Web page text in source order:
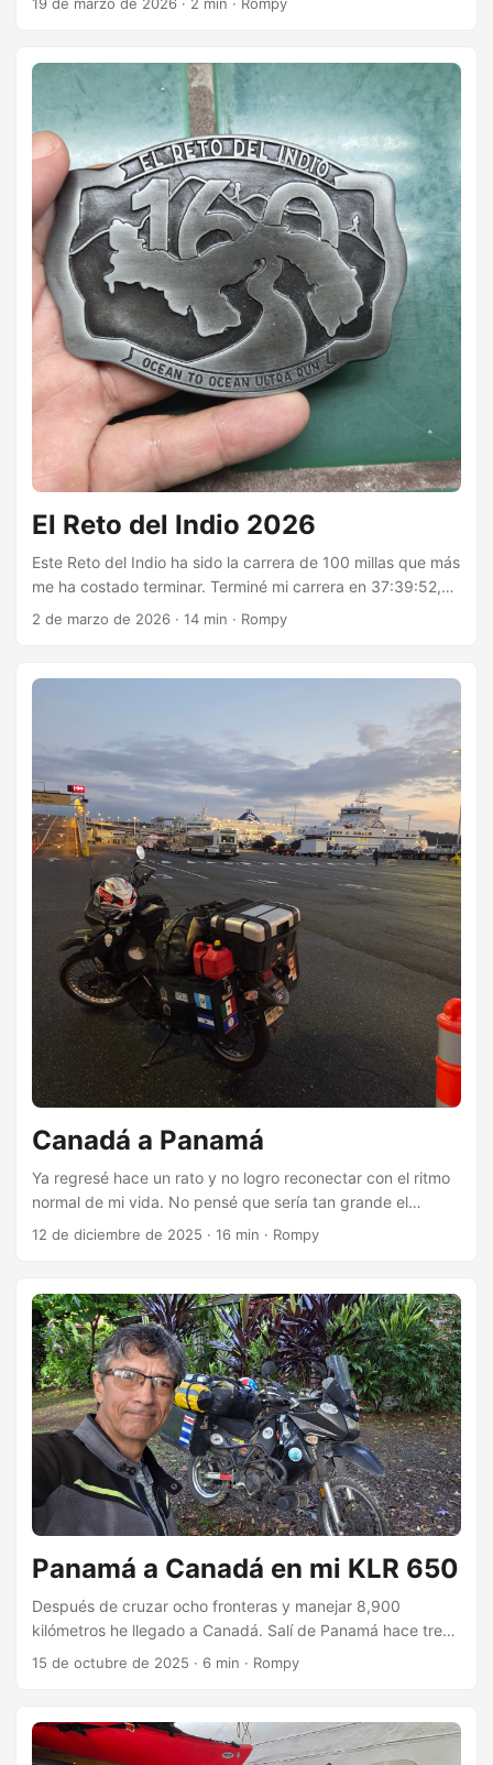
Western States 2017, Ultra Coahuila 2022 y Ultra Tour
Monte Rosa 2023. Esta última carrera es la que más me ha
costado terminar porque se me agotó la espalda baja y
quedé doblado por los últimos 15 kilómetros. Con todo y
eso no fui el último en terminar, solo el más viejo en llegar a
la meta. ...
19 de marzo de 2026 · 2 min · Rompy
El Reto del Indio 2026
Este Reto del Indio ha sido la carrera de 100 millas que más
me ha costado terminar. Terminé mi carrera en 37:39:52,
20 minutos contra el corte de la carrera. Me tocó ayudarme
entrenar suficiente fuerza antes del evento. No me vuelve
a suceder. Llegando a Playa Blanca me vino a buscar Irving
kilómetros. Al llegar a la meta Laura me colocó la medalla.
Esos detalles justificaron todo el esfuerzo. ...
2 de marzo de 2026 · 14 min · Rompy
Canadá a Panamá
Ya regresé hace un rato y no logro reconectar con el ritmo
normal de mi vida. No pensé que sería tan grande el
impacto de este viaje, pero así fue. Ya anteriormente había
de lo poco que necesitamos para estar bien. Pero ese no
es el tema de esta entrada, solo pretendo escribir un breve
resumen ahora, un recuento somero del regreso. Luego
haré otras entradas con más detalles y dedicadas a puntos
específicos. ...
12 de diciembre de 2025 · 16 min · Rompy
Panamá a Canadá en mi KLR 650
Después de cruzar ocho fronteras y manejar 8,900
kilómetros he llegado a Canadá. Salí de Panamá hace tres
semanas y me he pasado manejando casi sin parar para
muy frío acá arriba en Columbia Británica. Ahora puedo
iniciar mi viaje de regreso y tomarlo con calma bajando de
15 de octubre de 2025 · 6 min · Rompy